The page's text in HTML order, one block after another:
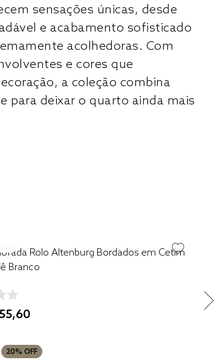
sensações únicas, desde
e acabamento sofisticado
acolhedoras. Com
e cores que
a coleção combina
para deixar o quarto ainda mais
Rolo Altenburg Bordados em Cetim
Branco
55,60
20% OFF